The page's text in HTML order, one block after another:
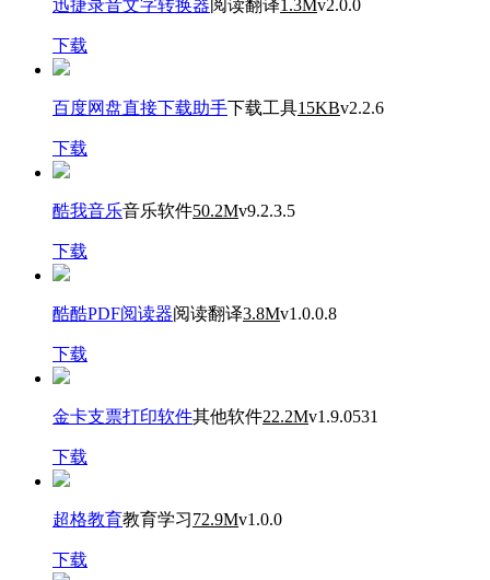
迅捷录音文字转换器 阅读翻译1.3Mv2.0.0
下载
百度网盘直接下载助手下载工具15KBv2.2.6
下载
酷我音乐音乐软件50.2Mv9.2.3.5
下载
酷酷PDF阅读器阅读翻译3.8Mv1.0.0.8
下载
金卡支票打印软件其他软件22.2Mv1.9.0531
下载
超格教育教育学习72.9Mv1.0.0
下载